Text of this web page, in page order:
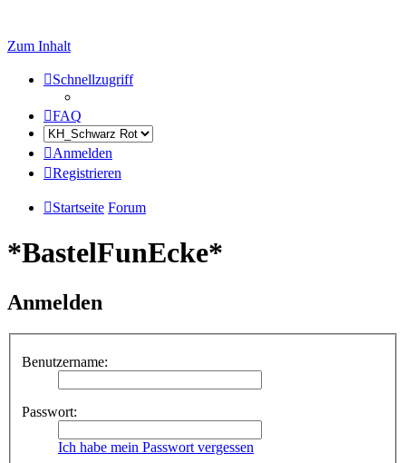
Zum Inhalt
Schnellzugriff
FAQ
Anmelden
Registrieren
Startseite Forum
*BastelFunEcke*
Anmelden
Benutzername:
Passwort:
Ich habe mein Passwort vergessen